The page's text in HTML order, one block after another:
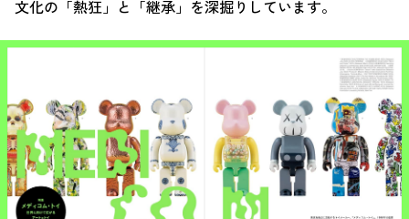
文化の「熱狂」と「継承」を深掘りしています。